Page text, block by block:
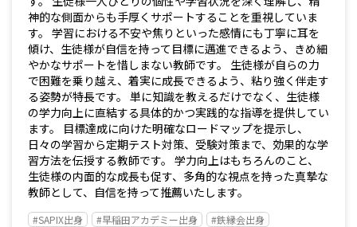
神的な側面からも手厚くサポートすることを重視していま
す。 学習における不安や焦りといった感情にも丁寧に耳を
傾け、生徒様が自信を持って目標に邁進できるよう、きめ細
やかなサポートを惜しまない教師です。 生徒様が自らの力
で困難を乗り越え、着実に成長できるよう、粘り強く伴走す
る姿勢が特長です。 単に知識を教えるだけでなく、生徒様
の学力向上に直結する具体的かつ実践的な指導を提供してい
ます。 目標達成に向けた明確なロードマップを提示し、
日々の学習から定期テスト対策、受験対策まで、効果的な学
習方法を伝授する教師です。 学力向上はもちろんのこと、
生徒様の内面的な成長も促す、多角的な視点を持った真摯な
教師として、自信を持って推薦いたします。
#SAPIX出身 #早稲田アカデミー出身
#鉄縁会出身